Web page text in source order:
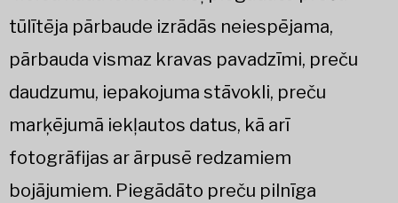
tūlītēja pārbaude izrādās neiespējama,
pārbauda vismaz kravas pavadzīmi, preču
daudzumu, iepakojuma stāvokli, preču
marķējumā iekļautos datus, kā arī
fotogrāfijas ar ārpusē redzamiem
bojājumiem. Piegādāto preču pilnīga